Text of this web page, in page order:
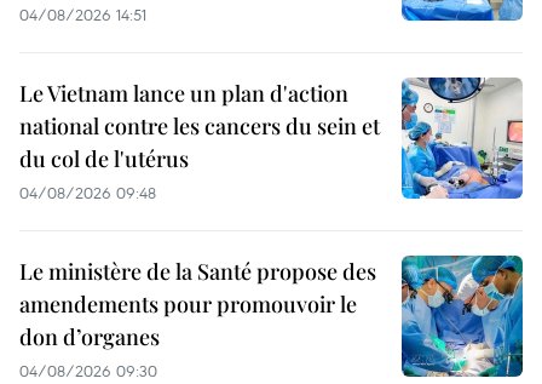
04/08/2026 14:51
Le Vietnam lance un plan d'action
national contre les cancers du sein et
du col de l'utérus
04/08/2026 09:48
Le ministère de la Santé propose des
amendements pour promouvoir le
don d’organes
04/08/2026 09:30